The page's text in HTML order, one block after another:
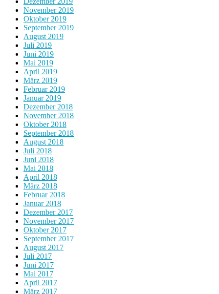
November 2019
Oktober 2019
September 2019
August 2019
Juli 2019
Juni 2019
Mai 2019
April 2019
März 2019
Februar 2019
Januar 2019
Dezember 2018
November 2018
Oktober 2018
September 2018
August 2018
Juli 2018
Juni 2018
Mai 2018
April 2018
März 2018
Februar 2018
Januar 2018
Dezember 2017
November 2017
Oktober 2017
September 2017
August 2017
Juli 2017
Juni 2017
Mai 2017
April 2017
März 2017